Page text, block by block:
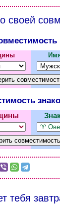
своей
тебя